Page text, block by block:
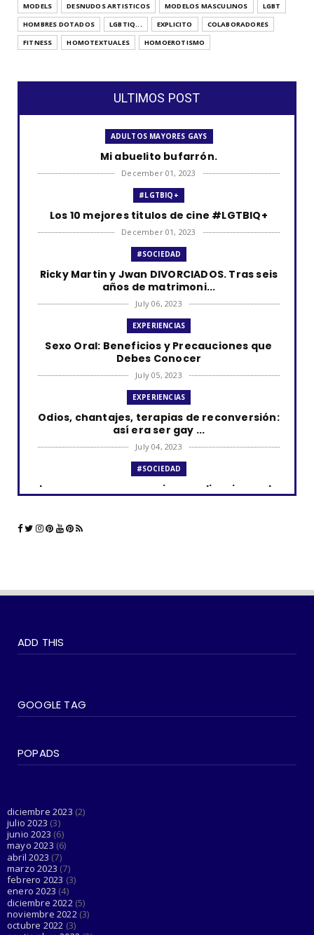
MODELS
DESNUDOS ARTISTICOS MODELOS MASCULINOS
LGBT
HOMBRES DOTADOS
LGBTIQ... EXPLICITO
COLABORADORES
FITNESS
HOMOTEXTUALES HOMOEROTISMO
ULTIMOS POST
ADULTOS MAYORES GAYS
Mi abuelito bufarrón.
December 01, 2023
#LGTBIQ+
Los 10 mejores titulos de cine #LGTBIQ+
December 01, 2023
#SOCIEDAD
Ricky Martin y Jwan DIVORCIADOS. Tras seis
años de matrimoni...
July 06, 2023
EXPERIENCIAS
Sexo Oral: Beneficios y Precauciones que
Debes Conocer
July 05, 2023
EXPERIENCIAS
Odios, chantajes, terapias de reconversión:
así era ser gay ...
July 04, 2023
#SOCIEDAD
Los curas y su presencia en aplicaciones de
June 21, 2023
Madonna entra en su última era 'Popular'
con The Weeknd
ADD THIS
GOOGLE TAG
POPADS
diciembre 2023 (2)
julio 2023 (3)
junio 2023 (6)
mayo 2023 (6)
abril 2023 (7)
marzo 2023 (7)
febrero 2023 (3)
enero 2023 (4)
diciembre 2022 (5)
noviembre 2022(3)
octubre 2022 (3)